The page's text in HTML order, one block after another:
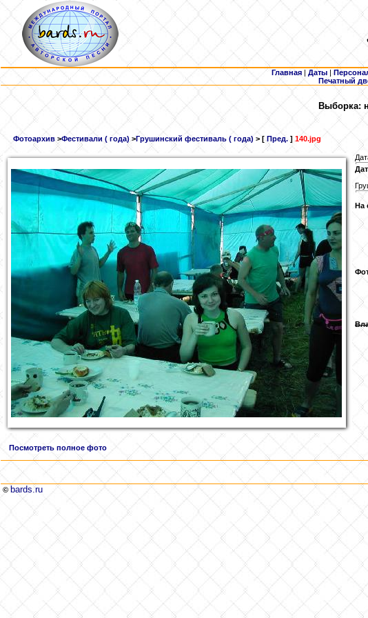
Главная | Даты |
Печатный
Выборка:
Фотоархив >Фестивали ( года) >Грушинский фестиваль ( года) > [ Пред. ] 140.jpg
На
Посмотреть полное фото
© bards.ru